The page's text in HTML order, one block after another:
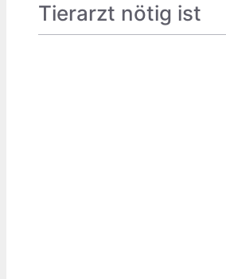
Tierarzt nötig ist